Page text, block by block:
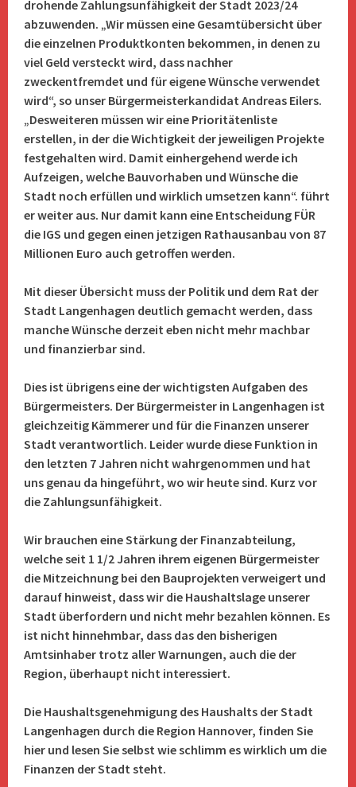
drohende Zahlungsunfähigkeit der Stadt 2023/24
abzuwenden. „Wir müssen eine Gesamtübersicht über
die einzelnen Produktkonten bekommen, in denen zu
viel Geld versteckt wird, dass nachher
zweckentfremdet und für eigene Wünsche verwendet
wird“, so unser Bürgermeisterkandidat Andreas Eilers.
„Desweiteren müssen wir eine Prioritätenliste
erstellen, in der die Wichtigkeit der jeweiligen Projekte
festgehalten wird. Damit einhergehend werde ich
Aufzeigen, welche Bauvorhaben und Wünsche die
Stadt noch erfüllen und wirklich umsetzen kann“. führt
er weiter aus. Nur damit kann eine Entscheidung FÜR
die IGS und gegen einen jetzigen Rathausanbau von 87
Millionen Euro auch getroffen werden.
Mit dieser Übersicht muss der Politik und dem Rat der
Stadt Langenhagen deutlich gemacht werden, dass
manche Wünsche derzeit eben nicht mehr machbar
und finanzierbar sind.
Dies ist übrigens eine der wichtigsten Aufgaben des
Bürgermeisters. Der Bürgermeister in Langenhagen ist
gleichzeitig Kämmerer und für die Finanzen unserer
Stadt verantwortlich. Leider wurde diese Funktion in
den letzten 7 Jahren nicht wahrgenommen und hat
uns genau da hingeführt, wo wir heute sind. Kurz vor
die Zahlungsunfähigkeit.
Wir brauchen eine Stärkung der Finanzabteilung,
welche seit 1 1/2 Jahren ihrem eigenen Bürgermeister
die Mitzeichnung bei den Bauprojekten verweigert und
darauf hinweist, dass wir die Haushaltslage unserer
Stadt überfordern und nicht mehr bezahlen können. Es
ist nicht hinnehmbar, dass das den bisherigen
Amtsinhaber trotz aller Warnungen, auch die der
Region, überhaupt nicht interessiert.
Die Haushaltsgenehmigung des Haushalts der Stadt
Langenhagen durch die Region Hannover, finden Sie
hier und lesen Sie selbst wie schlimm es wirklich um die
Finanzen der Stadt steht.